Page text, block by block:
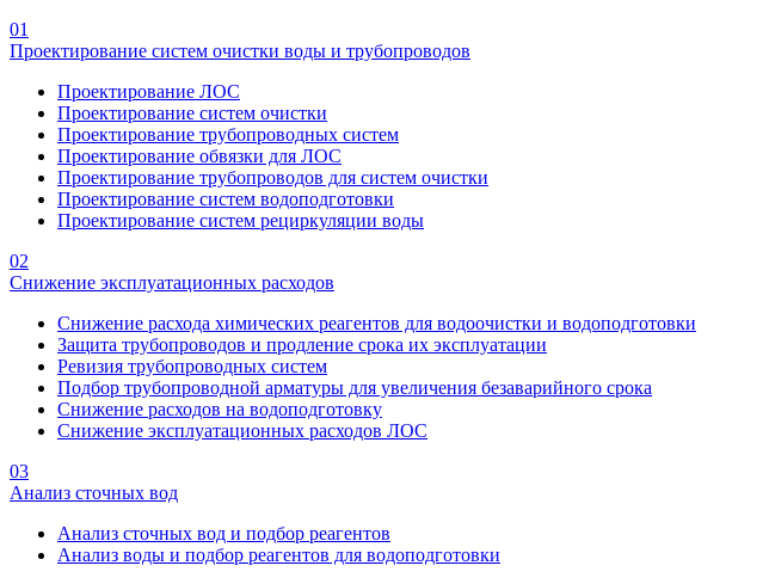
01
Проектирование систем очистки воды и трубопроводов
Проектирование ЛОС
Проектирование систем очистки
Проектирование трубопроводных систем
Проектирование обвязки для ЛОС
Проектирование трубопроводов для систем очистки
Проектирование систем водоподготовки
Проектирование систем рециркуляции воды
02
Снижение эксплуатационных расходов
Снижение расхода химических реагентов для водоочистки и водоподготовки
Защита трубопроводов и продление срока их эксплуатации
Ревизия трубопроводных систем
Подбор трубопроводной арматуры для увеличения безаварийного срока
Снижение расходов на водоподготовку
Снижение эксплуатационных расходов ЛОС
03
Анализ сточных вод
Анализ сточных вод и подбор реагентов
Анализ воды и подбор реагентов для водоподготовки